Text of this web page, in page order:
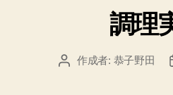
ゴ
リ
調理
投 作成者: 恭子野田